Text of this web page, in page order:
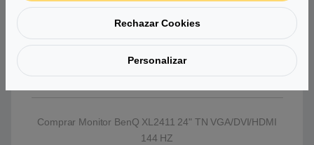
Anclaje para pared: Si
Color Negro
Peso 6kg
Comprar Monitor BenQ XL2411 24" TN VGA/DVI/HDMI
144 HZ
Rechazar Cookies
Personalizar